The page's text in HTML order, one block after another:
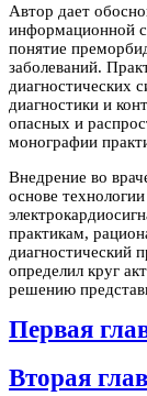
Автор дает
информационной
понятие
заболеваний.
диагностических
диагностики и
опасных и
монографии
Внедрение во
основе
практикам,
диагностический
определил круг
решению
Первая
Вторая